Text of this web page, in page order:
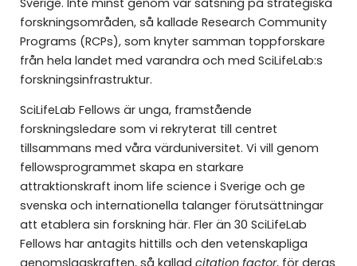
forskningsområden, så kallade Research Community
Programs (RCPs), som knyter samman toppforskare
från hela landet med varandra och med SciLifeLab:s
forskningsinfrastruktur.
SciLifeLab Fellows är unga, framstående
forskningsledare som vi rekryterat till centret
tillsammans med våra värduniversitet. Vi vill genom
fellowsprogrammet skapa en starkare
attraktionskraft inom life science i Sverige och ge
svenska och internationella talanger förutsättningar
att etablera sin forskning här. Fler än 30 SciLifeLab
Fellows har antagits hittills och den vetenskapliga